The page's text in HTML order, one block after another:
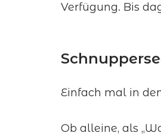
Verfügung. Bis
Einfach mal in
Ob alleine, als